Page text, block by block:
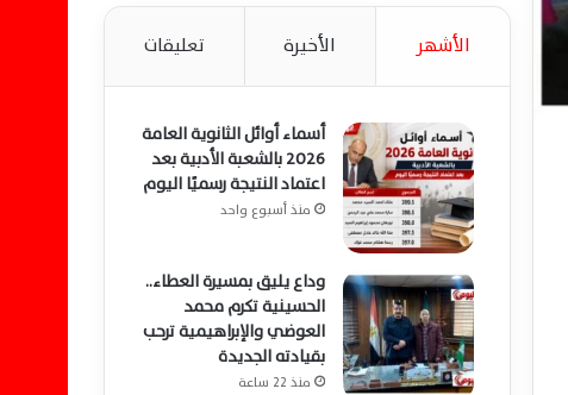
الأشهر الأخيرة تعليقات
أسماء أوائل الثانوية العامة
2026 بالشعبة الأدبية بعد
اعتماد النتيجة رسميًا اليوم
منذ أسبوع واحد
وداع يليق بمسيرة العطاء..
الحسينية تكرم محمد
العوضي والإبراهيمية ترحب
بقيادته الجديدة
منذ 22 ساعة